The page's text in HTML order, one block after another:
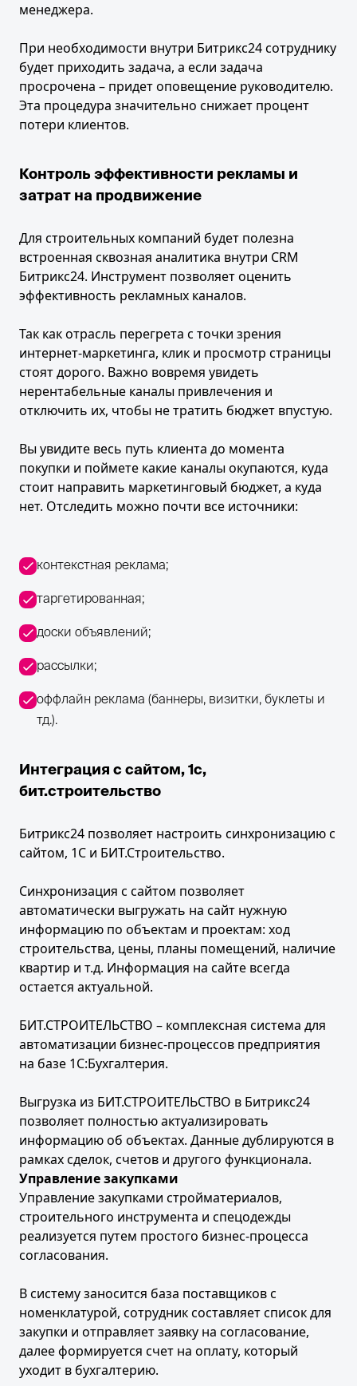
менеджера.
При необходимости внутри Битрикс24 сотруднику
будет приходить задача, а если задача
просрочена – придет оповещение руководителю.
Эта процедура значительно снижает процент
потери клиентов.
Контроль эффективности рекламы и
затрат на продвижение
Для строительных компаний будет полезна
встроенная сквозная аналитика внутри CRM
Битрикс24. Инструмент позволяет оценить
эффективность рекламных каналов.
Так как отрасль перегрета с точки зрения
интернет-маркетинга, клик и просмотр страницы
стоят дорого. Важно вовремя увидеть
нерентабельные каналы привлечения и
отключить их, чтобы не тратить бюджет впустую.
Вы увидите весь путь клиента до момента
покупки и поймете какие каналы окупаются, куда
стоит направить маркетинговый бюджет, а куда
нет. Отследить можно почти все источники:
контекстная реклама;
таргетированная;
доски объявлений;
рассылки;
оффлайн реклама (баннеры, визитки, буклеты и
тд.).
Интеграция с сайтом, 1с,
бит.строительство
Битрикс24 позволяет настроить синхронизацию с
сайтом, 1С и БИТ.Строительство.
Синхронизация с сайтом позволяет
автоматически выгружать на сайт нужную
информацию по объектам и проектам: ход
строительства, цены, планы помещений, наличие
квартир и т.д. Информация на сайте всегда
остается актуальной.
БИТ.СТРОИТЕЛЬСТВО – комплексная система для
автоматизации бизнес-процессов предприятия
на базе 1С:Бухгалтерия.
Выгрузка из БИТ.СТРОИТЕЛЬСТВО в Битрикс24
позволяет полностью актуализировать
информацию об объектах. Данные дублируются в
рамках сделок, счетов и другого функционала.
Управление закупками
Управление закупками стройматериалов,
строительного инструмента и спецодежды
реализуется путем простого бизнес-процесса
согласования.
В систему заносится база поставщиков с
номенклатурой, сотрудник составляет список для
закупки и отправляет заявку на согласование,
далее формируется счет на оплату, который
уходит в бухгалтерию.